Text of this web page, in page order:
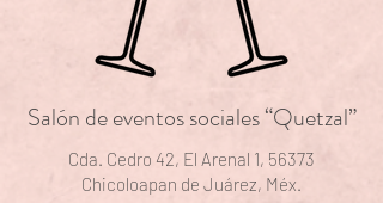
Salón de eventos sociales “Quetzal”
Cda. Cedro 42, El Arenal 1, 56373
Chicoloapan de Juárez, Méx.